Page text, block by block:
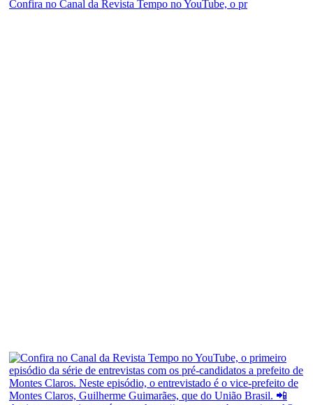
Confira no Canal da Revista Tempo no YouTube, o pr